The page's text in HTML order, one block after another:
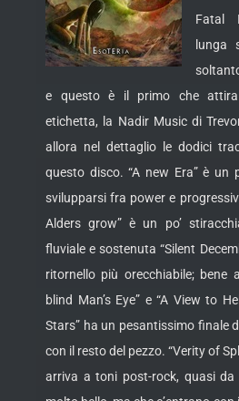
Fatal
lunga
e questo è il primo che attira
etichetta, la Nadir Music di
allora nel dettaglio le dodici
questo disco. “A new Era” è un
svilupparsi fra power e
Alders grow” è un po’
fluviale e sostenuta “Silent
ritornello più orecchiabile; bene
blind Man’s Eye” e “A View to
Stars” ha un pesantissimo finale
con il resto del pezzo. “Verity of
arriva a toni post-rock, quasi da